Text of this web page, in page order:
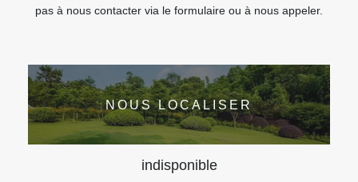
pas à nous contacter via le formulaire ou à nous appeler.
NOUS LOCALISER
indisponible